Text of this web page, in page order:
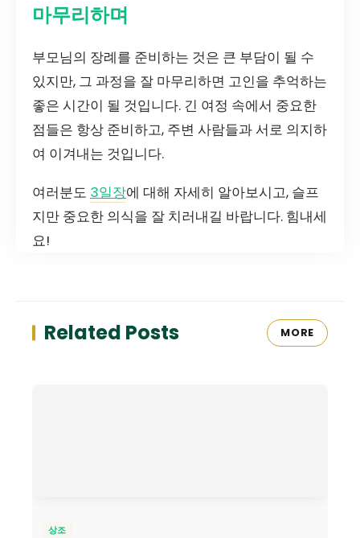
마무리하며
부모님의 장례를 준비하는 것은 큰 부담이 될 수
있지만, 그 과정을 잘 마무리하면 고인을 추억하는
좋은 시간이 될 것입니다. 긴 여정 속에서 중요한
점들은 항상 준비하고, 주변 사람들과 서로 의지하
여 이겨내는 것입니다.
여러분도 3일장에 대해 자세히 알아보시고, 슬프
지만 중요한 의식을 잘 치러내길 바랍니다. 힘내세
요!
Related Posts MORE
상조